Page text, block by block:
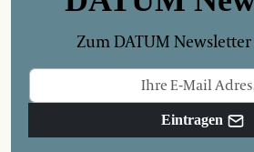
Zum DATUM
Eintragen